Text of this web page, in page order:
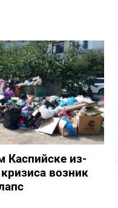
Каспийске из-
возник